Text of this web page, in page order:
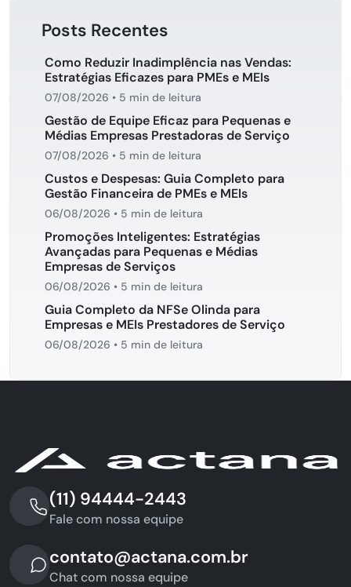
Posts Recentes
Como Reduzir Inadimplência nas Vendas:
Estratégias Eficazes para PMEs e MEIs
07/08/2026 • 5 min de leitura
Gestão de Equipe Eficaz para Pequenas e
Médias Empresas Prestadoras de Serviço
07/08/2026 • 5 min de leitura
Custos e Despesas: Guia Completo para
Gestão Financeira de PMEs e MEIs
06/08/2026 • 5 min de leitura
Promoções Inteligentes: Estratégias
Avançadas para Pequenas e Médias
Empresas de Serviços
06/08/2026 • 5 min de leitura
Guia Completo da NFSe Olinda para
Empresas e MEIs Prestadores de Serviço
06/08/2026 • 5 min de leitura
(11) 94444-2443
Fale com nossa equipe
contato@actana.com.br
Chat com nossa equipe